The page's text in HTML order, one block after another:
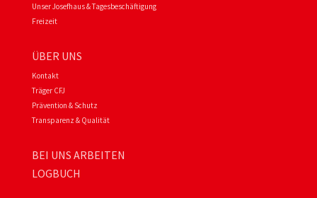
Unser Josefhaus & Tagesbeschäftigung
Freizeit
ÜBER UNS
Kontakt
Träger CFJ
Prävention & Schutz
Transparenz & Qualität
BEI UNS ARBEITEN
LOGBUCH